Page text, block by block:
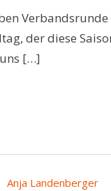
Verbandsrunde
der diese
[…]
Anja Landenberger